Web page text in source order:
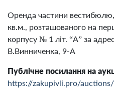
Оренда частини
кв.м., розташованого на
корпусу № 1 літ. “А” за
В.Винниченка, 9-А
Публічне посилання на
https://zakupivli.pro/